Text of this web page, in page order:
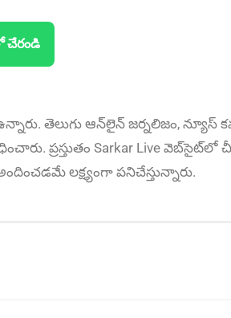
చేరండి
తెలుగు ఆన్‌లైన్‌ జర్నలిజం, న్యూస్
ప్రస్తుతం Sarkar Live వెబ్‌సైట్‌లో
లక్ష్యంగా పనిచేస్తున్నారు.